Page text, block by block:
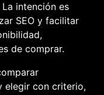
intención es
SEO y facilitar
de comprar.
elegir con criterio,